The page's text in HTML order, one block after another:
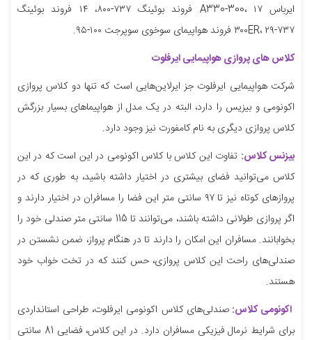
ایرباس A330-300، ۱۷ فروند بوئینگ ۷۳۷-۸۰۰، ۱۴ فروند بوئینگ
۷۳۷-۳۰۰ER، ۲۹ فروند هواپیمای سوخوی سوپرجت ۱۰۰-۹۵.
کلاس های پروازی هواپیمایی ایرفلوت
شرکت هواپیمایی ایرفلوت جز ایرلاین‌هایی است که تنها دو کلاس پروازی
اکونومی و بیزیس را دارد، البته در یک مدل از هواپیماهای بسیار بزرگش
کلاس پروازی دیگری به نام کامفورت نیز وجود دارد.
بیزنس کلاس: تفاوت این کلاس با کلاس اکونومی در این است که در این
کلاس می‌توانید فضای بیشتری در اختیار داشته باشید، به طوری که در
پروازهای کوتاه نیز تا ۹۷ سانتی متر این فضا را مسافران در اختیار دارند و
اگر پروازی طولانی داشته باشند، می‌توانند تا 115 سانتی متر صندلی خود را
بخوابانند. مسافران این امکان را دارند تا در هنگام پرواز، ضمن نشستن در
صندلی‌های راحت این کلاس پروازی، حس کنند که در تخت خواب خود
هستند.
اکونومی کلاس: صندلی‌های کلاس اکونومی ایرفلوت، طراحی استانداردی
برای شرایط نرمال فیزیکی مسافران دارد. در این کلاس، فضایی 81 سانتی